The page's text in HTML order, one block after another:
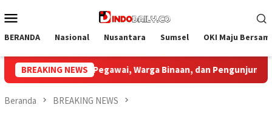
ke
Mobile
BERANDA Nasional Nusantara Sumsel OKI Maju
BREAKING NEWSBupati Muba Sambut Aspirasi Santun
Beranda BREAKING NEWS